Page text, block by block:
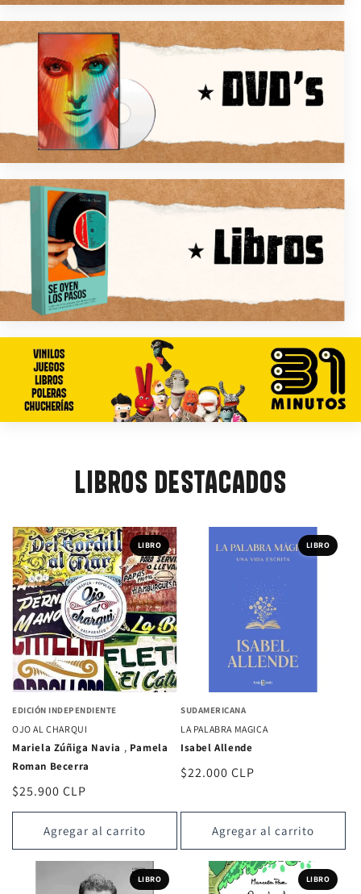
LIBROS DESTACADOS
LIBRO
EDICIÓN INDEPENDIENTE
OJO AL CHARQUI
Mariela Zúñiga Navia , Pamela
Roman Becerra
Precio
habitual
$25.900 CLP
Agregar al carrito
LIBRO
SUDAMERICANA
LA PALABRA MAGICA
Isabel Allende
Precio
$22.000 CLP
Agregar al carrito
LIBRO LIBRO